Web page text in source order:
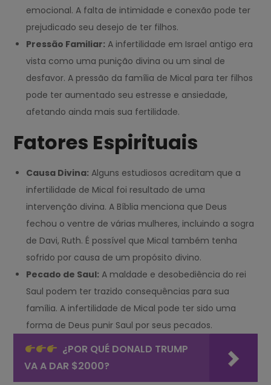
emocional. A falta de intimidade e conexão pode ter
prejudicado seu desejo de ter filhos.
Pressão Familiar: A infertilidade em Israel antigo era
vista como uma punição divina ou um sinal de
desfavor. A pressão da família de Mical para ter filhos
pode ter aumentado seu estresse e ansiedade,
afetando ainda mais sua fertilidade.
Fatores Espirituais
Causa Divina: Alguns estudiosos acreditam que a
infertilidade de Mical foi resultado de uma
intervenção divina. A Bíblia menciona que Deus
fechou o ventre de várias mulheres, incluindo a sogra
de Davi, Ruth. É possível que Mical também tenha
sofrido por causa de um propósito divino.
Pecado de Saul: A maldade e desobediência do rei
Saul podem ter trazido consequências para sua
família. A infertilidade de Mical pode ter sido uma
forma de Deus punir Saul por seus pecados.
¿POR QUÉ DONALD TRUMP
VA A DAR $2000?